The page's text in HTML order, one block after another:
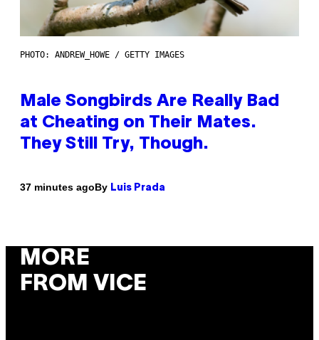
PHOTO: ANDREW_HOWE / GETTY IMAGES
Male Songbirds Are Really Bad
at Cheating on Their Mates.
They Still Try, Though.
37 minutes agoBy Luis Prada
MORE
FROM VICE